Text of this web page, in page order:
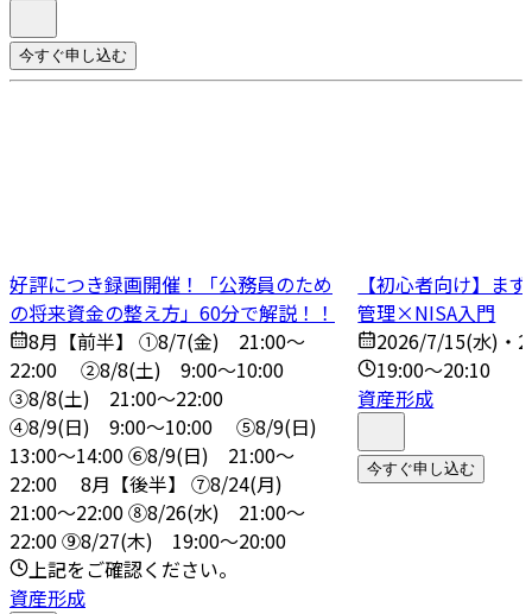
今すぐ申し込む
好評につき録画開催！「公務員のため
の将来資金の整え方」60分で解説！！
8月【前半】 ①8/7(金) 21:00～
22:00 ➁8/8(土) 9:00～10:00
③8/8(土) 21:00～22:00
④8/9(日) 9:00～10:00 ➄8/9(日)
13:00～14:00 ⑥8/9(日) 21:00～
22:00 8月【後半】 ⑦8/24(月)
21:00～22:00 ⑧8/26(水) 21:00～
22:00 ⑨8/27(木) 19:00～20:00
上記をご確認ください。
資産形成
【初心者向け】ま
管理×NISA入門
2026/7/15(水)・
19:00～20:10
資産形成
今すぐ申し込む